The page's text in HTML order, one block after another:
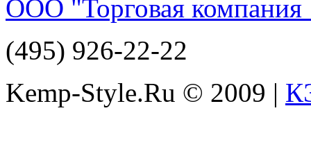
ООО "Торговая компания
(495) 926-22-22
Kemp-Style.Ru © 2009 |